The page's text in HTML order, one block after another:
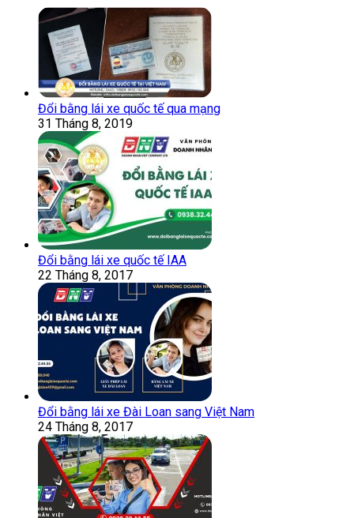
Đổi bằng lái xe quốc tế qua mạng
31 Tháng 8, 2019
Đổi bằng lái xe quốc tế IAA
22 Tháng 8, 2017
Đổi bằng lái xe Đài Loan sang Việt Nam
24 Tháng 8, 2017